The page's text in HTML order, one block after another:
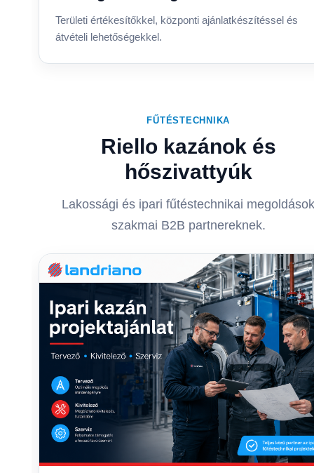
Területi értékesítőkkel, központi ajánlatkészítéssel és
átvételi lehetőségekkel.
FŰTÉSTECHNIKA
Riello kazánok és
hőszivattyúk
Lakossági és ipari fűtéstechnikai
szakmai B2B partnereknek.